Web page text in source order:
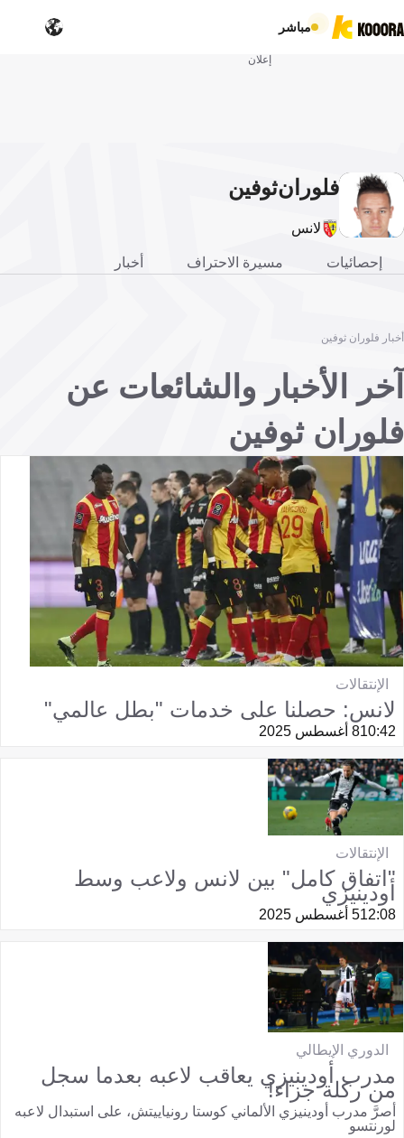
مباشر
إعلان
فلورانثوفين
لانس
إحصائيات مسيرة الاحتراف أخبار
أخبار فلوران ثوفين
آخر الأخبار والشائعات عن
فلوران ثوفين
الإنتقالات
لانس: حصلنا على خدمات "بطل عالمي"
10:428 أغسطس 2025
الإنتقالات
"اتفاق كامل" بين لانس ولاعب وسط
أودينيزي
12:085 أغسطس 2025
الدوري الإيطالي
مدرب أودينيزي يعاقب لاعبه بعدما سجل
من ركلة جزاء!
أصرَّ مدرب أودينيزي الألماني كوستا رونياييتش، على استبدال لاعبه
لورنتسو